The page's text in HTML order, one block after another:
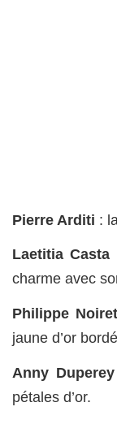
Pierre Arditi :
Laetitia Casta
charme avec
Philippe Noiret
jaune d’or
Anny Duperey
pétales d’or.